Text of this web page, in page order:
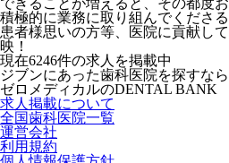
できることが増えると、その都度
積極的に業務に取り組んでくださ
患者様思いの方等、医院に貢献し
映！
現在6246件の求人を掲載中
ジブンにあった歯科医院を探すなら
ゼロメディカルのDENTAL BANK
求人掲載について
全国歯科医院一覧
運営会社
利用規約